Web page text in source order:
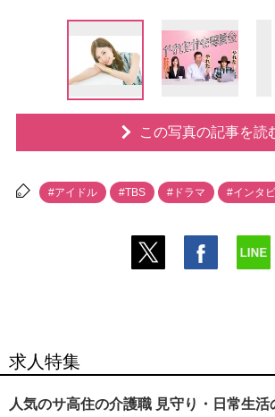
この写真の記事を読
#アイドル #TBS #ドラマ #インタ
求人特集
人気のサ高住の介護職 見守り・日常生